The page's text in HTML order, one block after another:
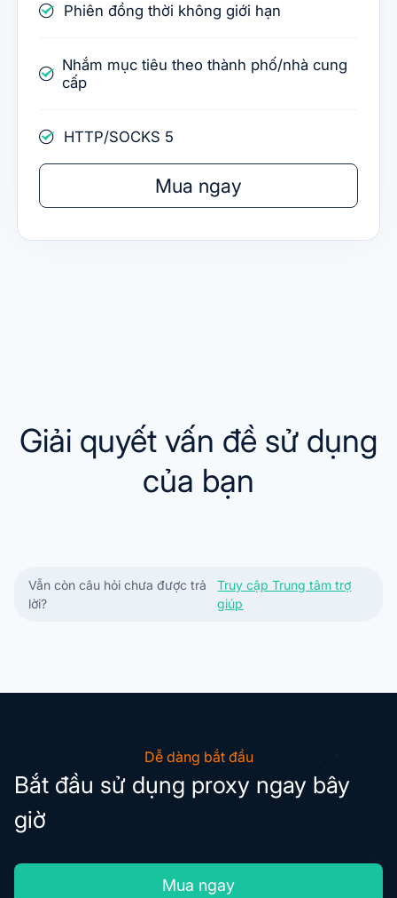
Phiên đồng thời không giới hạn
Nhắm mục tiêu theo thành phố/nhà cung
cấp
HTTP/SOCKS 5
Mua ngay
Giải quyết vấn đề sử dụng
của bạn
Vẫn còn câu hỏi chưa được trả
lời?
Truy cập Trung tâm trợ
giúp
Dễ dàng bắt đầu
Bắt đầu sử dụng proxy ngay bây
giờ
Mua ngay